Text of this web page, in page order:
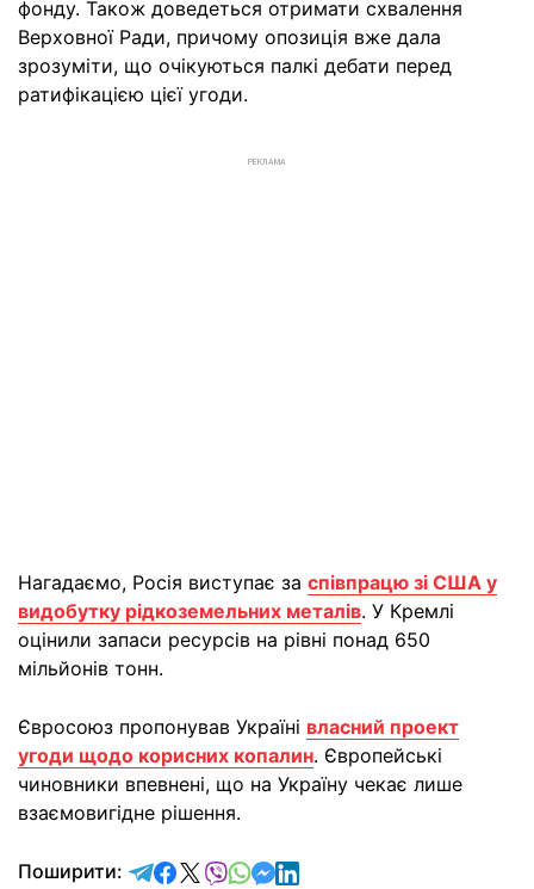
фонду. Також доведеться отримати схвалення
Верховної Ради, причому опозиція вже дала
зрозуміти, що очікуються палкі дебати перед
ратифікацією цієї угоди.
РЕКЛАМА
Нагадаємо, Росія виступає за співпрацю зі США у
видобутку рідкоземельних металів. У Кремлі
оцінили запаси ресурсів на рівні понад 650
мільйонів тонн.
Євросоюз пропонував Україні власний проект
угоди щодо корисних копалин. Європейські
чиновники впевнені, що на Україну чекає лише
взаємовигідне рішення.
Поширити: відправити у Telegram
поділитись у Facebook
поділитись у X
відправити у Viber
відправити у Whatsapp
відправити у Messenger
відправити у LinkedIn